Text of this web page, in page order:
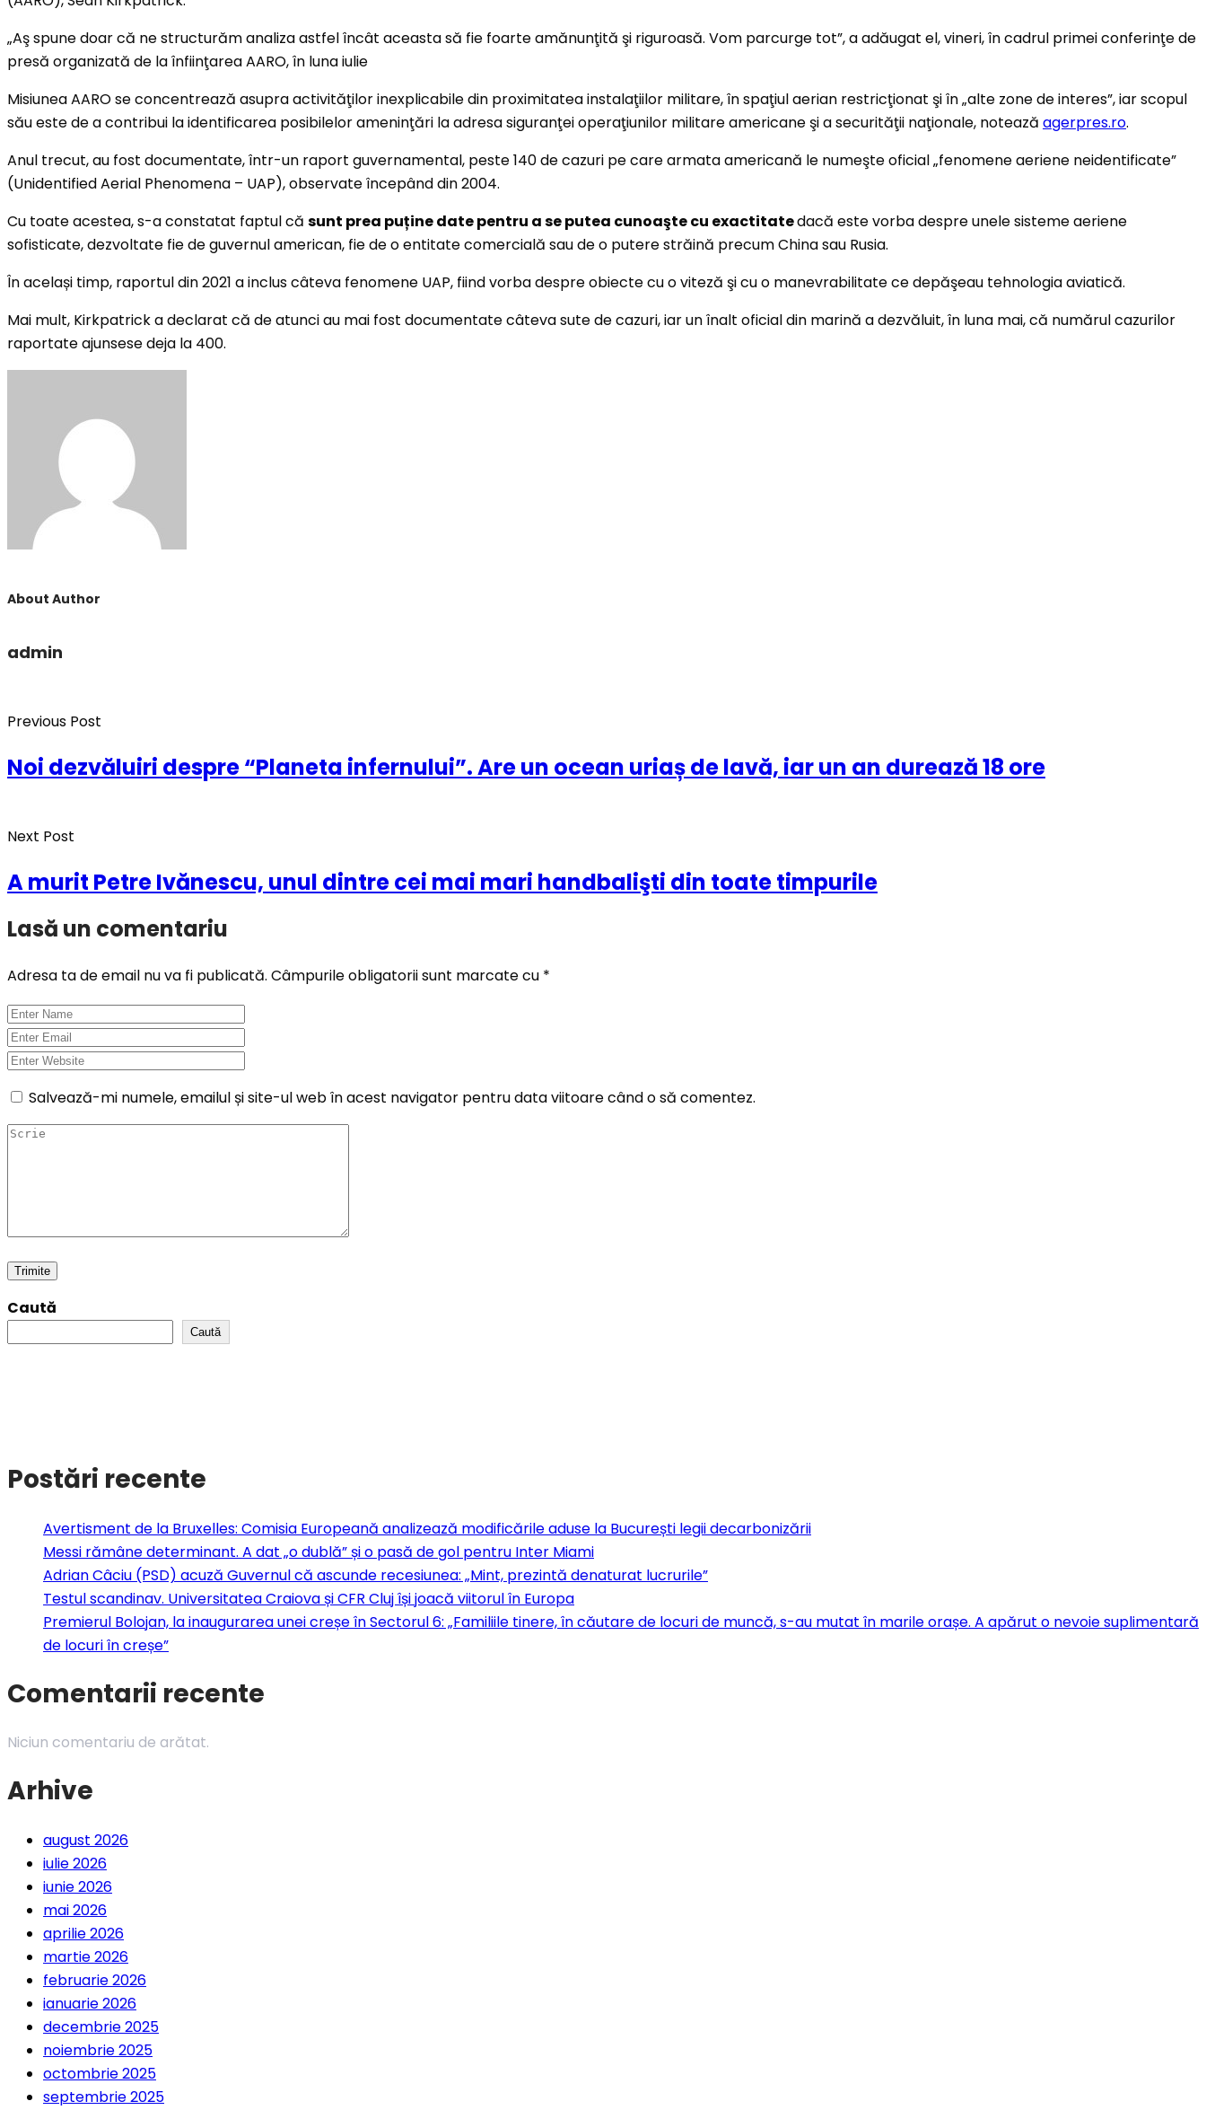
„Aş spune doar că ne structurăm analiza astfel încât aceasta să fie foarte amănunţită şi riguroasă. Vom parcurge tot”, a adăugat el, vineri, în cadrul primei conferinţe de
presă organizată de la înfiinţarea AARO, în luna iulie
Misiunea AARO se concentrează asupra activităţilor inexplicabile din proximitatea instalaţiilor militare, în spaţiul aerian restricţionat şi în „alte zone de interes”, iar scopul
său este de a contribui la identificarea posibilelor ameninţări la adresa siguranţei operaţiunilor militare americane şi a securităţii naţionale, notează agerpres.ro.
Anul trecut, au fost documentate, într-un raport guvernamental, peste 140 de cazuri pe care armata americană le numeşte oficial „fenomene aeriene neidentificate”
(Unidentified Aerial Phenomena – UAP), observate începând din 2004.
Cu toate acestea, s-a constatat faptul că sunt prea puține date pentru a se putea cunoaşte cu exactitatedacă este vorba despre unele sisteme aeriene
sofisticate, dezvoltate fie de guvernul american, fie de o entitate comercială sau de o putere străină precum China sau Rusia.
În același timp, raportul din 2021 a inclus câteva fenomene UAP, fiind vorba despre obiecte cu o viteză şi cu o manevrabilitate ce depăşeau tehnologia aviatică.
Mai mult, Kirkpatrick a declarat că de atunci au mai fost documentate câteva sute de cazuri, iar un înalt oficial din marină a dezvăluit, în luna mai, că numărul cazurilor
raportate ajunsese deja la 400.
About Author
admin
Previous Post
Noi dezvăluiri despre “Planeta infernului”. Are un ocean uriaș de lavă, iar un an durează 18 ore
Next Post
A murit Petre Ivănescu, unul dintre cei mai mari handbalişti din toate timpurile
Lasă un comentariu
Adresa ta de email nu va fi publicată. Câmpurile obligatorii sunt marcate cu *
Salvează-mi numele, emailul și site-ul web în acest navigator pentru data viitoare când o să comentez.
Caută
Caută
Postări recente
Avertisment de la Bruxelles: Comisia Europeană analizează modificările aduse la București legii decarbonizării
Messi rămâne determinant. A dat „o dublă” și o pasă de gol pentru Inter Miami
Adrian Câciu (PSD) acuză Guvernul că ascunde recesiunea: „Mint, prezintă denaturat lucrurile”
Testul scandinav. Universitatea Craiova și CFR Cluj își joacă viitorul în Europa
Premierul Bolojan, la inaugurarea unei creșe în Sectorul 6: „Familiile tinere, în căutare de locuri de muncă, s-au mutat în marile orașe. A apărut o nevoie suplimentară
de locuri în creșe”
Comentarii recente
Niciun comentariu de arătat.
Arhive
august 2026
iulie 2026
iunie 2026
mai 2026
aprilie 2026
martie 2026
februarie 2026
ianuarie 2026
decembrie 2025
noiembrie 2025
octombrie 2025
septembrie 2025